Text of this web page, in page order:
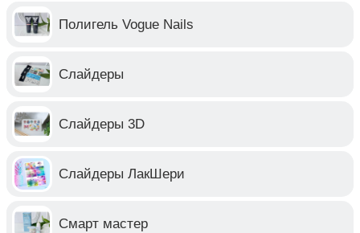
Полигель Vogue Nails
Слайдеры
Слайдеры 3D
Слайдеры ЛакШери
Смарт мастер